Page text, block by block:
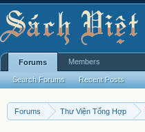
Forums Thư Viện Tổng Hợp
Forums
Search Forums Recent Posts
Members